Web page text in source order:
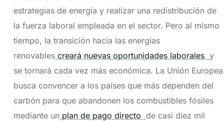
estrategias de energía y realizar una redistribución de
la fuerza laboral empleada en el sector. Pero al mismo
tiempo, la transición hacia las energías
renovablescreará nuevas oportunidades laborales y
se tornará cada vez más económica. La Unión Europea
busca convencer a los países que más dependen del
carbón para que abandonen los combustibles fósiles
mediante unplan de pago directo de casi diez mil